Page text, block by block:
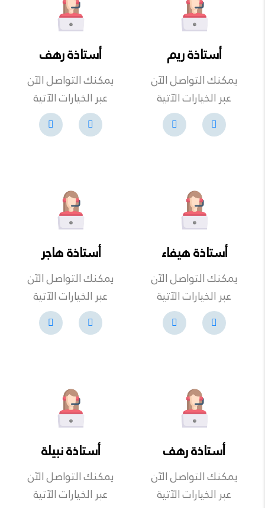
أستاذة ريم
يمكنك التواصل الآن
عبر الخيارات الآتية
أستاذة رهف
يمكنك التواصل الآن
عبر الخيارات الآتية
أستاذة هيفاء
يمكنك التواصل الآن
عبر الخيارات الآتية
أستاذة هاجر
يمكنك التواصل الآن
عبر الخيارات الآتية
أستاذة رهف
يمكنك التواصل الآن
عبر الخيارات الآتية
أستاذة نبيلة
يمكنك التواصل الآن
عبر الخيارات الآتية